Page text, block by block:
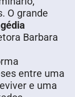
O grande
Barbara
entre uma
e uma